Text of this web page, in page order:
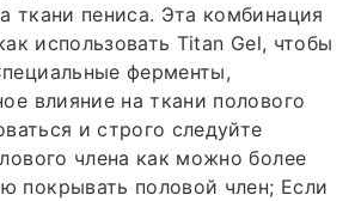
ткани пениса. Эта комбинация
использовать Titan Gel, чтобы
ферменты,
влияние на ткани полового
и строго следуйте
члена как можно более
покрывать половой член; Если